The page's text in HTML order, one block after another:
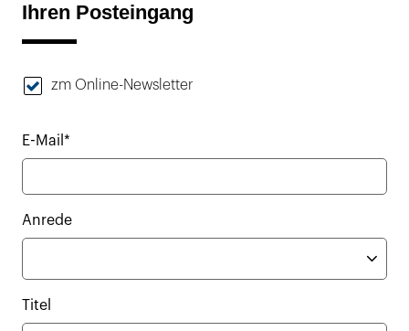
Ihren Posteingang
zm Online-Newsletter
E-Mail*
Anrede
Titel